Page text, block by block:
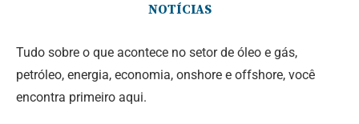
NOTÍCIAS
Tudo sobre o que acontece no setor de óleo e gás,
petróleo, energia, economia, onshore e offshore, você
encontra primeiro aqui.